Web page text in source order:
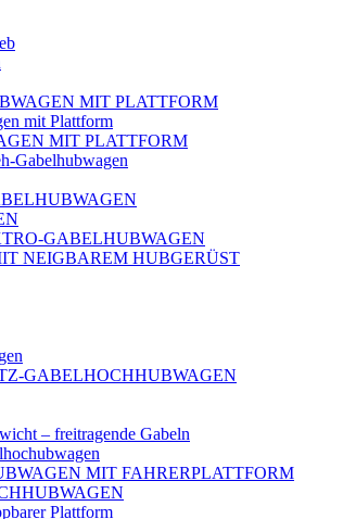
MIT PLATTFORM
mit Plattform
MIT PLATTFORM
Gabelhubwagen
GABELHUBWAGEN
NEIGBAREM HUBGERÜST
GABELHOCHHUBWAGEN
– freitragende Gabeln
MIT FAHRERPLATTFORM
Plattform